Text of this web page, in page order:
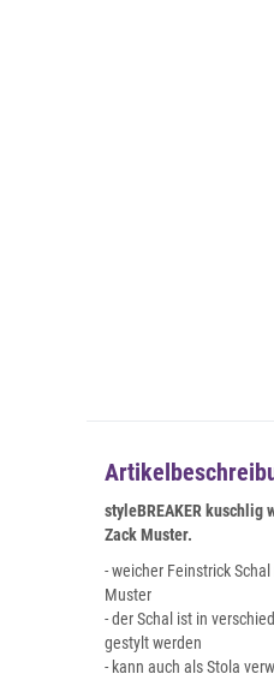
styleBREAKER
Zack Muster.
- weicher Feinstrick
Muster
- der Schal ist in
gestylt werden
- kann auch als Stola